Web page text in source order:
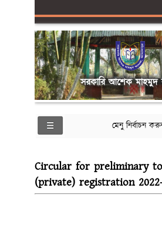
সরকারি আশেক
মেনু নির্বাচন
Circular for preliminary
(private) registration